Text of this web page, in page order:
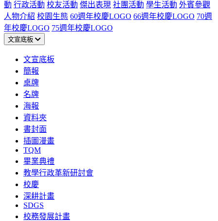
動 行政活動 校友活動 傑出表現 社團活動 學生活動 外賓參觀
人物介紹 校園生態 60週年校慶LOGO 66週年校慶LOGO 70週
年校慶LOGO 75週年校慶LOGO
文宣底板
文宣底板
簡報
桌牌
名牌
海報
資料夾
書封面
插圖漫畫
TQM
畢業典禮
教學行政革新研討會
校慶
深耕計畫
SDGS
校務發展計畫